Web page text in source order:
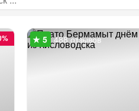
488 отзывов